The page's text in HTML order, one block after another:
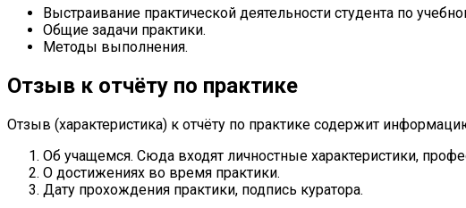
Выстраивание практической деятельности студента по
Общие задачи практики.
Методы выполнения.
Отзыв к отчёту по практике
Отзыв (характеристика) к отчёту по практике содержит
Об учащемся. Сюда входят личностные характеристики,
О достижениях во время практики.
Дату прохождения практики, подпись куратора.